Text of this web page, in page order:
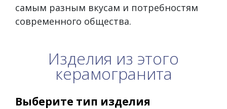
самым разным вкусам и потребностям
современного общества.
Изделия из этого
керамогранита
Выберите тип изделия